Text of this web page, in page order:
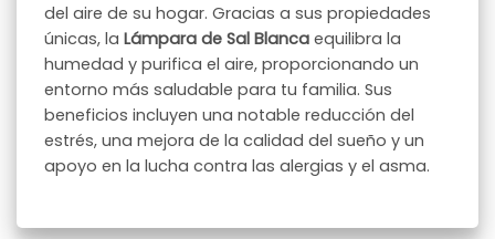
del aire de su hogar. Gracias a sus propiedades
únicas, laLámpara de Sal Blanca equilibra la
humedad y purifica el aire, proporcionando un
entorno más saludable para tu familia. Sus
beneficios incluyen una notable reducción del
estrés, una mejora de la calidad del sueño y un
apoyo en la lucha contra las alergias y el asma.